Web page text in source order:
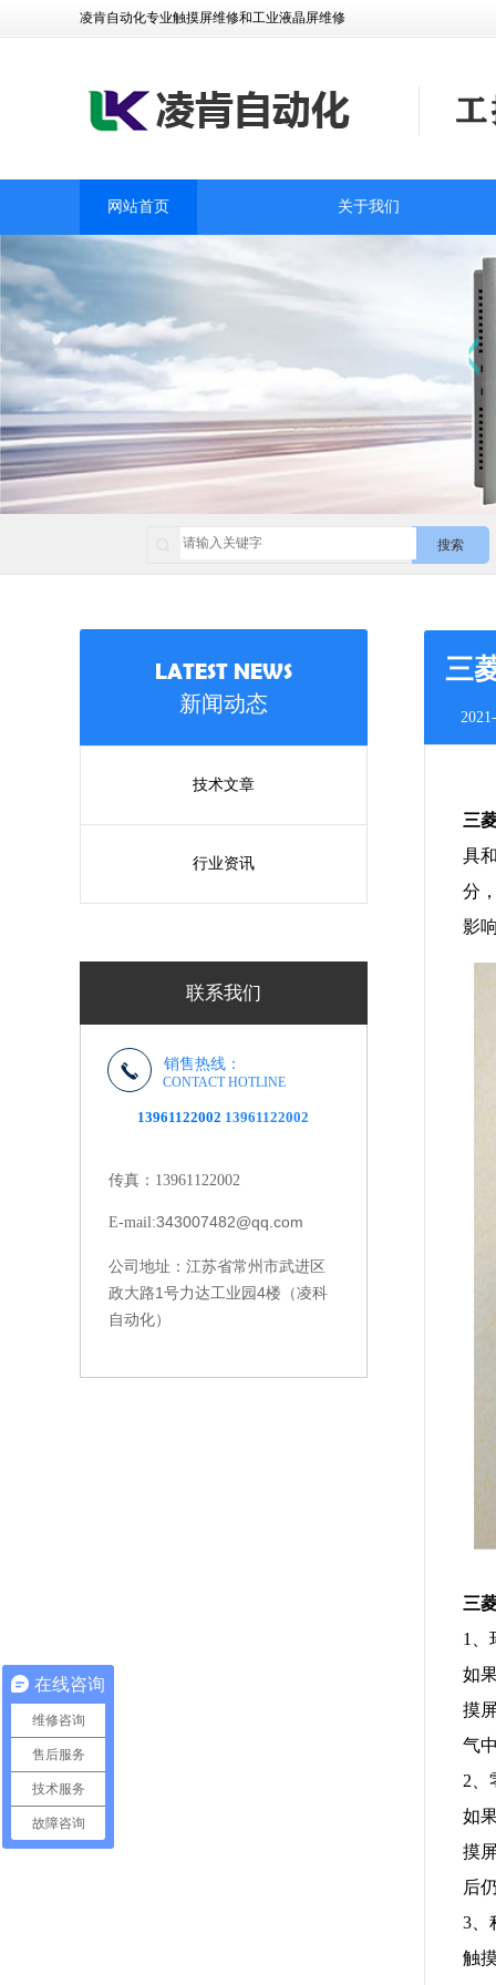
凌肯自动化专业触摸屏维修和工业液晶屏维修
网站首页 关于我们
搜索
LATEST NEWS
新闻动态
技术文章
行业资讯
联系我们
销售热线：
CONTACT HOTLINE
13961122002 13961122002
传真：13961122002
E-mail:343007482@qq.com
公司地址： 江苏省常州市武进区
政大路1号力达工业园4楼（凌科
自动化）
三
三
具
分
影
三
1、
如
摸
气
2、
如
摸
后
3、
触
在线咨询
维修咨询
售后服务
技术服务
故障咨询